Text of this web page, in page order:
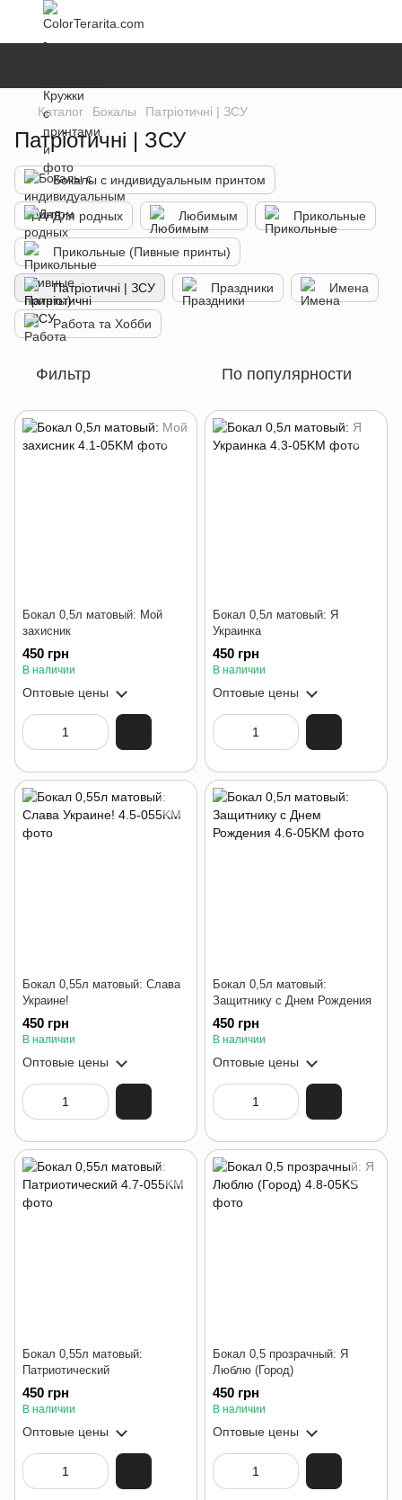
Каталог Бокалы Патріотичні | ЗСУ
Патріотичні | ЗСУ
Бокалы с индивидуальным принтом
Для родных Любимым Прикольные
Прикольные (Пивные принты)
Патріотичні | ЗСУ Праздники Имена
Работа та Хобби
Фильтр По популярности
Бокал 0,5л матовый: Мой
захисник
450 грн
В наличии
Оптовые цены
Бокал 0,5л матовый: Я
Украинка
450 грн
В наличии
Оптовые цены
Бокал 0,55л матовый: Слава
Украине!
450 грн
В наличии
Оптовые цены
Бокал 0,5л матовый:
Защитнику с Днем Рождения
450 грн
В наличии
Оптовые цены
Бокал 0,55л матовый:
Патриотический
450 грн
В наличии
Оптовые цены
Бокал 0,5 прозрачный: Я
Люблю (Город)
450 грн
В наличии
Оптовые цены